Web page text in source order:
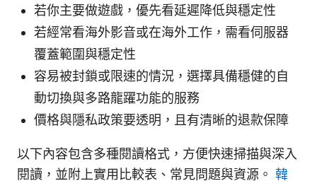
若你主要做遊戲，優先看延遲降低與穩定性
若經常看海外影音或在海外工作，需看伺服器
覆蓋範圍與穩定性
容易被封鎖或限速的情況，選擇具備穩健的自
動切換與多路龍躍功能的服務
價格與隱私政策要透明，且有清晰的退款保障
以下內容包含多種閱讀格式，方便快速掃描與深入
閱讀，並附上實用比較表、常見問題與資源。 韓